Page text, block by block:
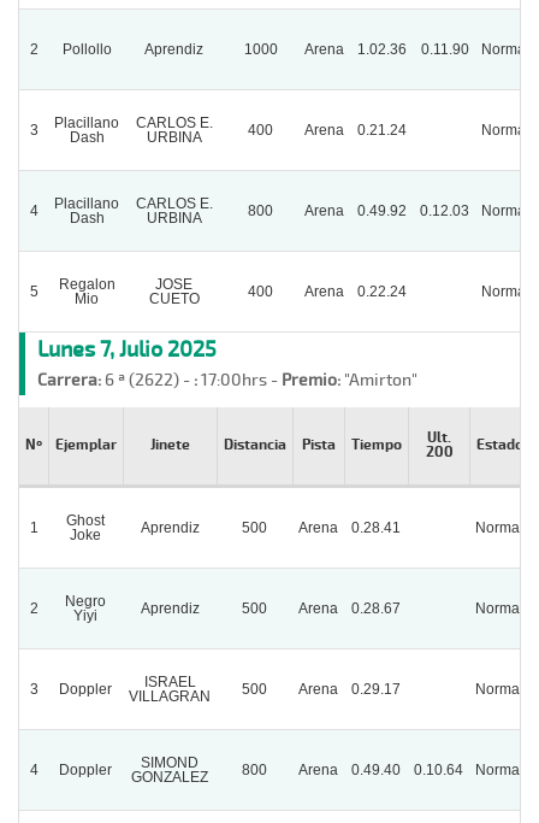
2 Pollollo Aprendiz 1000 Arena 1.02.36 0.11.90 Normal
3
Placillano
Dash
CARLOS E.
URBINA
400 Arena 0.21.24 Normal
4
Placillano
Dash
CARLOS E.
URBINA
800 Arena 0.49.92 0.12.03 Normal
5
Regalon
Mio
JOSE
CUETO
400 Arena 0.22.24 Normal
Lunes 7, Julio 2025
Carrera: 6 ª (2622) - :17:00hrs - Premio: "Amirton"
Nº Ejemplar Jinete Distancia Pista Tiempo
Ult.
200
Estado
1
Ghost
Joke
Aprendiz 500 Arena 0.28.41 Normal
2
Negro
Yiyi
Aprendiz 500 Arena 0.28.67 Normal
3 Doppler
ISRAEL
VILLAGRAN
500 Arena 0.29.17 Normal
4 Doppler
SIMOND
GONZALEZ
800 Arena 0.49.40 0.10.64 Normal